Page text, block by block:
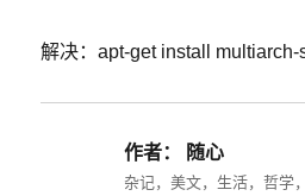
解决：apt-get install multiarch-
作者： 随心
杂记，美文，生活，哲学